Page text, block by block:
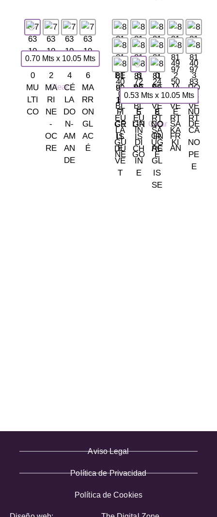
0.70 Mts x 10.05 Mts
Clear
0.53 Mts x 10.05 Mts
Clear
Aviso Legal
Política de Privacidad
Política de Cookies